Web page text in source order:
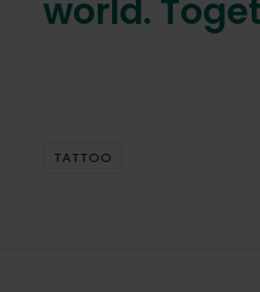
world.
TATTOO